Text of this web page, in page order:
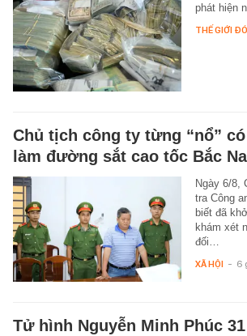
phát hiện
THẾ GIỚI
Chủ tịch công ty từng “nổ” có
làm đường sắt cao tốc Bắc
Ngày 6/8,
tra Công
biết đã
khám xét
đối…
XÃ HỘI - 6
Tử hình Nguyễn Minh Phúc